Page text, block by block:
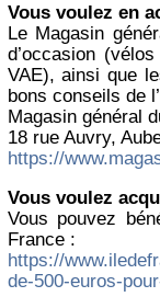
Vous voulez en
Le Magasin
d’occasion
VAE), ainsi que
bons conseils de
Magasin général
18 rue Auvry,
https://
Vous voulez
Vous pouvez
France :
https://
de-500-euros-